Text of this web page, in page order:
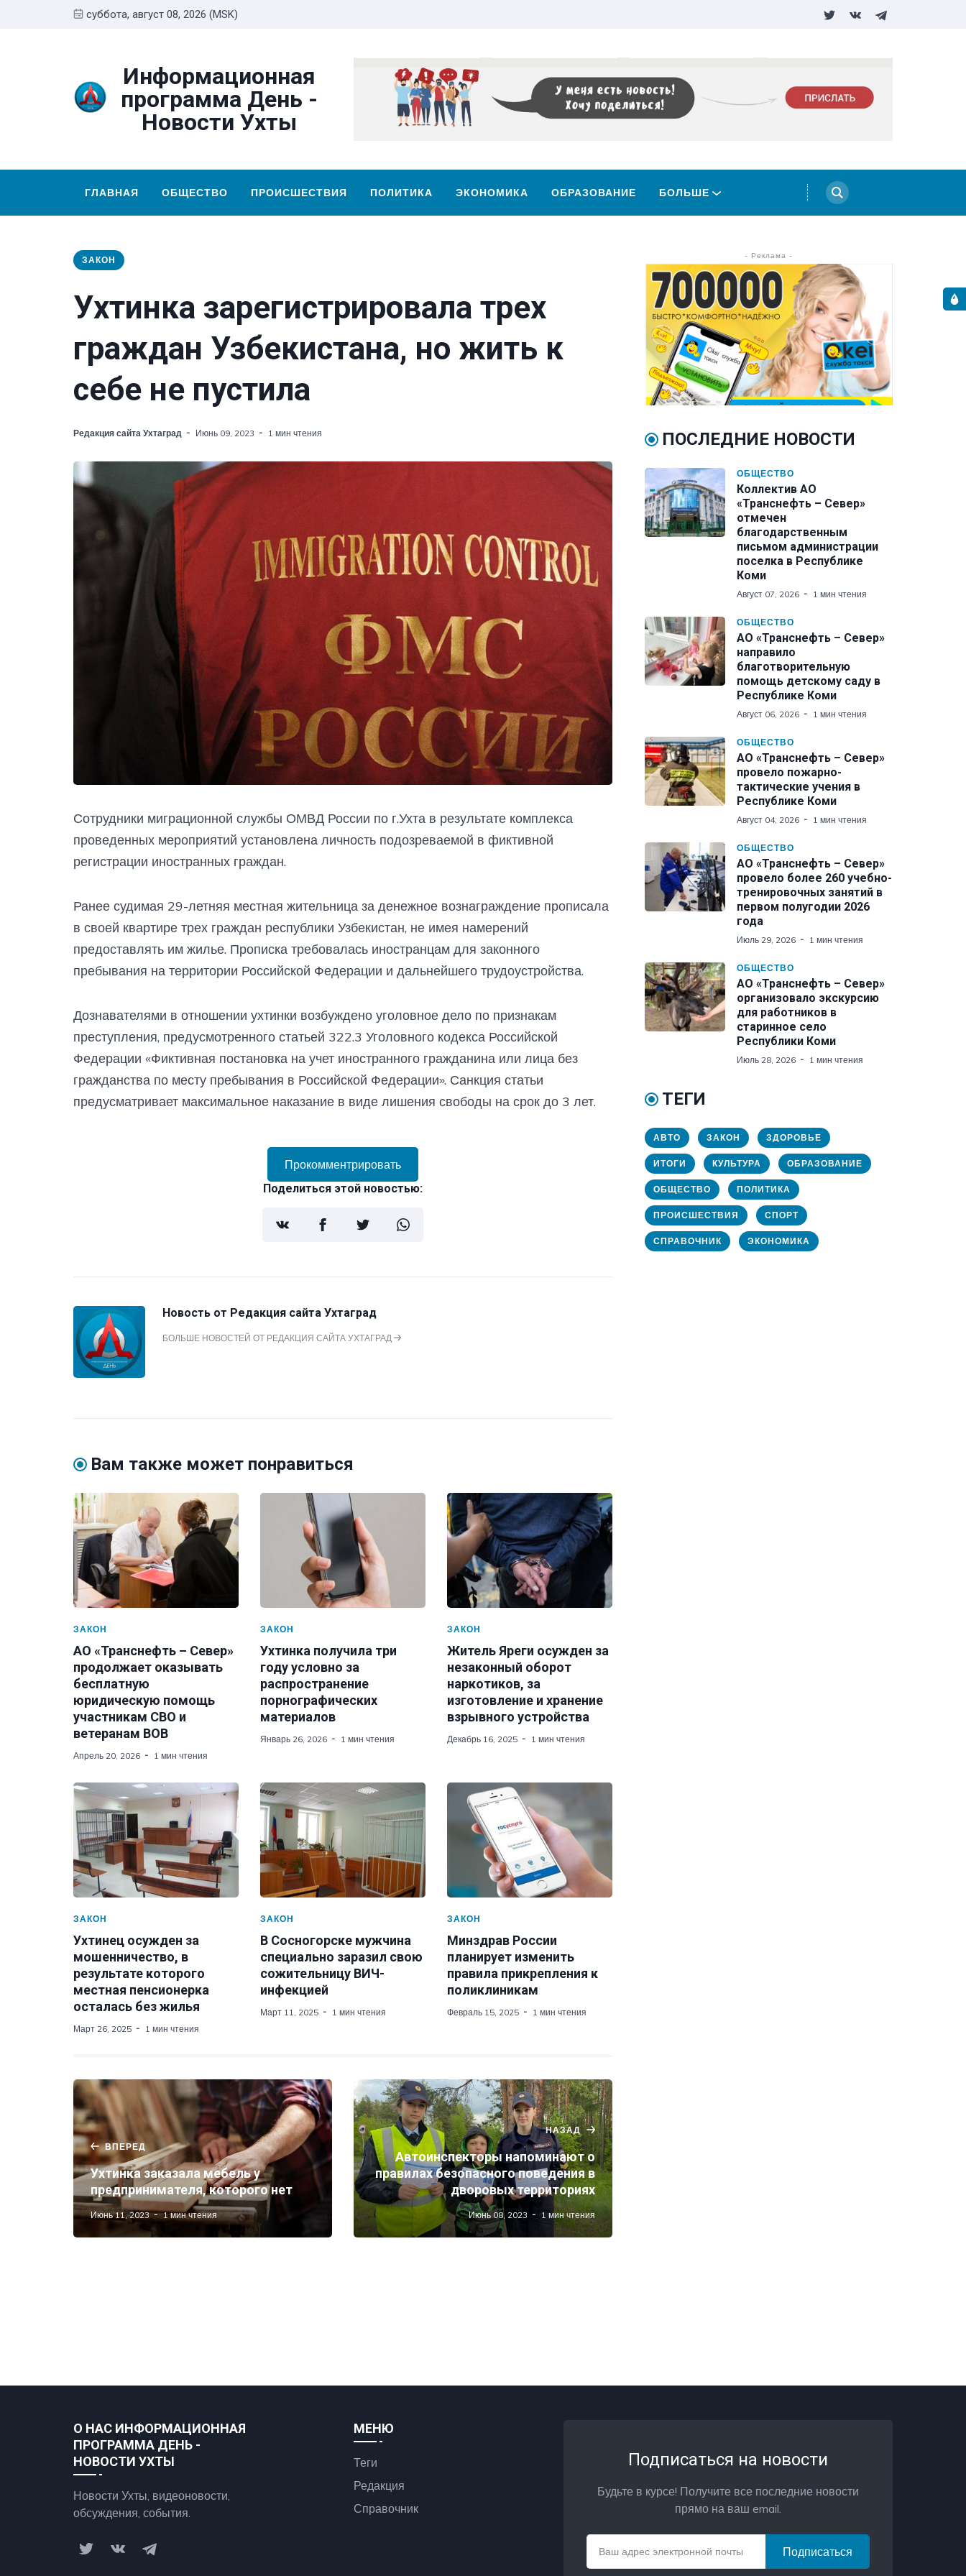
суббота, август 08, 2026 (MSK)
Информационная
программа День -
Новости Ухты
ГЛАВНАЯ ОБЩЕСТВО ПРОИСШЕСТВИЯ ПОЛИТИКА ЭКОНОМИКА ОБРАЗОВАНИЕ БОЛЬШЕ
ЗАКОН
Ухтинка зарегистрировала трех
граждан Узбекистана, но жить к
себе не пустила
Редакция сайта Ухтаград Июнь 09, 2023 1 мин чтения
Сотрудники миграционной службы ОМВД России по г.Ухта в результате комплекса
проведенных мероприятий установлена личность подозреваемой в фиктивной
регистрации иностранных граждан.
Ранее судимая 29-летняя местная жительница за денежное вознаграждение прописала
в своей квартире трех граждан республики Узбекистан, не имея намерений
предоставлять им жилье. Прописка требовалась иностранцам для законного
пребывания на территории Российской Федерации и дальнейшего трудоустройства.
Дознавателями в отношении ухтинки возбуждено уголовное дело по признакам
преступления, предусмотренного статьей 322.3 Уголовного кодекса Российской
Федерации «Фиктивная постановка на учет иностранного гражданина или лица без
гражданства по месту пребывания в Российской Федерации». Санкция статьи
предусматривает максимальное наказание в виде лишения свободы на срок до 3 лет.
Прокомментрировать
Поделиться этой новостью:
Новость от Редакция сайта Ухтаград
БОЛЬШЕ НОВОСТЕЙ ОТ РЕДАКЦИЯ САЙТА УХТАГРАД
Вам также может понравиться
ЗАКОН
АО «Транснефть – Север»
продолжает оказывать
бесплатную
юридическую помощь
участникам СВО и
ветеранам ВОВ
Апрель 20, 2026 1 мин чтения
ЗАКОН
Ухтинка получила три
году условно за
распространение
порнографических
материалов
Январь 26, 2026 1 мин чтения
ЗАКОН
Житель Яреги осужден за
незаконный оборот
наркотиков, за
изготовление и хранение
взрывного устройства
Декабрь 16, 2025 1 мин чтения
ЗАКОН
Ухтинец осужден за
мошенничество, в
результате которого
местная пенсионерка
осталась без жилья
Март 26, 2025 1 мин чтения
ЗАКОН
В Сосногорске мужчина
специально заразил свою
сожительницу ВИЧ-
инфекцией
Март 11, 2025 1 мин чтения
ЗАКОН
Минздрав России
планирует изменить
правила прикрепления к
поликлиникам
Февраль 15, 2025 1 мин чтения
ВПЕРЕД
Ухтинка заказала мебель у
предпринимателя, которого нет
Июнь 11, 2023 1 мин чтения
НАЗАД
Автоинспекторы напоминают о
правилах безопасного поведения в
дворовых территориях
Июнь 08, 2023 1 мин чтения
- Реклама -
ПОСЛЕДНИЕ НОВОСТИ
ОБЩЕСТВО
Коллектив АО
«Транснефть – Север»
отмечен
благодарственным
письмом администрации
поселка в Республике
Коми
Август 07, 2026 1 мин чтения
ОБЩЕСТВО
АО «Транснефть – Север»
направило
благотворительную
помощь детскому саду в
Республике Коми
Август 06, 2026 1 мин чтения
ОБЩЕСТВО
АО «Транснефть – Север»
провело пожарно-
тактические учения в
Республике Коми
Август 04, 2026 1 мин чтения
ОБЩЕСТВО
АО «Транснефть – Север»
провело более 260 учебно-
тренировочных занятий в
первом полугодии 2026
года
Июль 29, 2026 1 мин чтения
ОБЩЕСТВО
АО «Транснефть – Север»
организовало экскурсию
для работников в
старинное село
Республики Коми
Июль 28, 2026 1 мин чтения
ТЕГИ
АВТО ЗАКОН ЗДОРОВЬЕ
ИТОГИ КУЛЬТУРА ОБРАЗОВАНИЕ
ОБЩЕСТВО ПОЛИТИКА
ПРОИСШЕСТВИЯ СПОРТ
СПРАВОЧНИК ЭКОНОМИКА
О НАС ИНФОРМАЦИОННАЯ
ПРОГРАММА ДЕНЬ -
НОВОСТИ УХТЫ
Новости Ухты, видеоновости,
обсуждения, события.
МЕНЮ
Теги
Редакция
Справочник
Подписаться на новости
Будьте в курсе! Получите все последние новости
прямо на ваш email.
Подписаться